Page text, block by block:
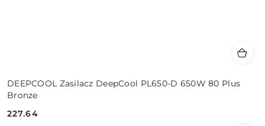
DEEPCOOL Zasilacz DeepCool PL650-D 650W 80 Plus
Bronze
Cena:
227.64